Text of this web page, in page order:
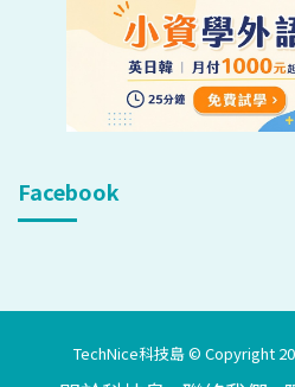
Facebook
TechNice科技島 © Copyright